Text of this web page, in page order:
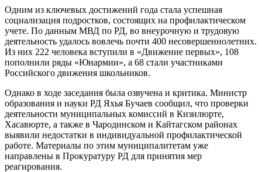
Одним из ключевых достижений года стала успешная
социализация подростков, состоящих на профилактическом
учете. По данным МВД по РД, во внеурочную и трудовую
деятельность удалось вовлечь почти 400 несовершеннолетних.
Из них 222 человека вступили в «Движение первых», 108
пополнили ряды «Юнармии», а 68 стали участниками
Российского движения школьников.
Однако в ходе заседания была озвучена и критика. Министр
образования и науки РД Яхья Бучаев сообщил, что проверки
деятельности муниципальных комиссий в Кизилюрте,
Хасавюрте, а также в Чародинском и Кайтагском районах
выявили недостатки в индивидуальной профилактической
работе. Материалы по этим муниципалитетам уже
направлены в Прокуратуру РД для принятия мер
реагирования.